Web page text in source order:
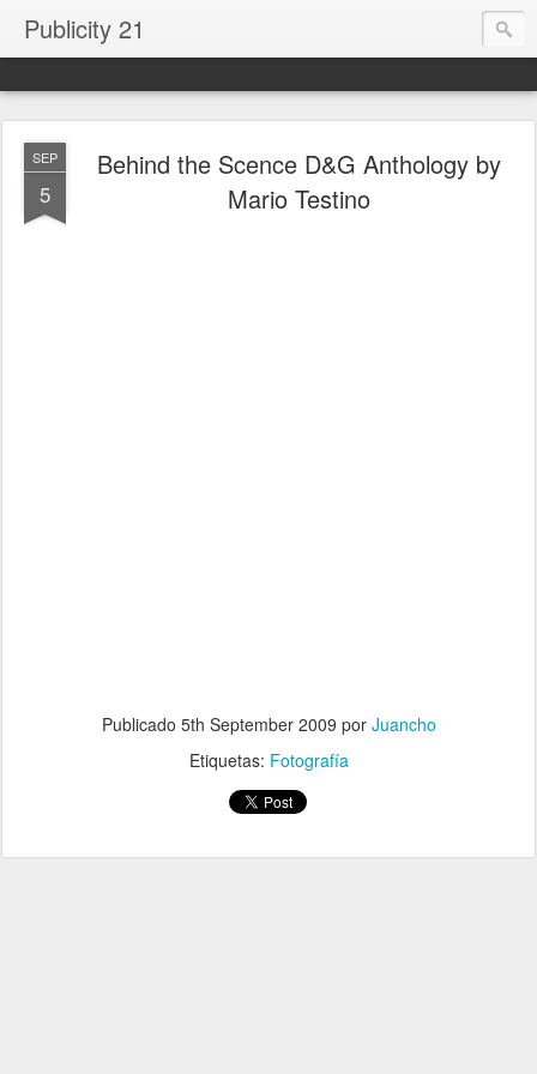
Publicity 21
SEP
5
Behind the Scence D&G Anthology by
Mario Testino
Publicado 5th September 2009 por Juancho
Etiquetas: Fotografía